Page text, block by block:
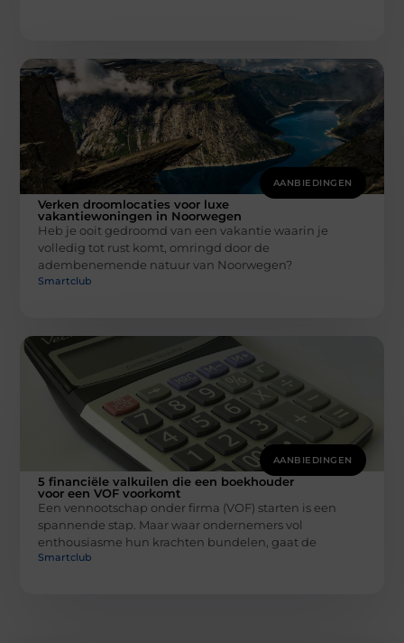
AANBIEDINGEN
Verken droomlocaties voor luxe
vakantiewoningen in Noorwegen
Heb je ooit gedroomd van een vakantie waarin je
volledig tot rust komt, omringd door de
adembenemende natuur van Noorwegen?
Smartclub
AANBIEDINGEN
5 financiële valkuilen die een boekhouder
voor een VOF voorkomt
Een vennootschap onder firma (VOF) starten is een
spannende stap. Maar waar ondernemers vol
enthousiasme hun krachten bundelen, gaat de
Smartclub